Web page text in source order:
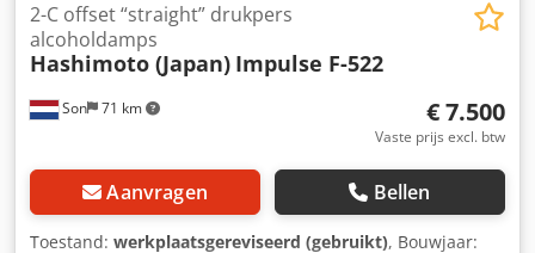
Son 71 km
2-C offset “straight” drukpers
alcoholdamps
Hashimoto (Japan) Impulse F-522
€ 7.500
Vaste prijs excl. btw
Aanvragen Bellen
Toestand: werkplaatsgereviseerd (gebruikt), Bouwjaar: